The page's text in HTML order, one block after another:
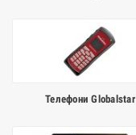
Телефони Globalstar